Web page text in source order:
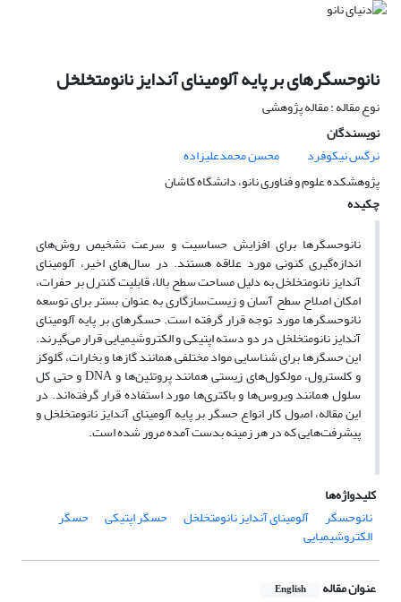
نانوحسگرهای بر پایه آلومینای آندایز نانومتخلخل
نوع مقاله : مقاله پژوهشی
نویسندگان
نرگس نیکوفرد
محسن محمدعلیزاده
پژوهشکده علوم و فناوری نانو، دانشگاه کاشان
چکیده
نانوحسگرها برای افزایش حساسیت و سرعت تشخیص روش‌های
اندازه‌گیری کنونی مورد علاقه هستند. در سال‌های اخیر، آلومینای
آندایز نانومتخلخل به دلیل مساحت سطح بالا، قابلیت کنترل بر حفرات،
امکان اصلاح سطح آسان و زیست‌سازگاری به عنوان بستر برای توسعه
نانوحسگرها مورد توجه قرار گرفته است. حسگرهای بر پایه آلومینای
آندایز نانومتخلخل در دو دسته اپتیکی و الکتروشیمیایی قرار می‌گیرند.
این حسگرها برای شناسایی مواد مختلفی همانند گازها و بخارات، گلوکز
و کلسترول، مولکول‌های زیستی همانند پروتئین‌ها و DNA و حتی کل
سلول همانند ویروس‌ها و باکتری‌ها مورد استفاده قرار گرفته‌اند. در
این مقاله، اصول کار انواع حسگر بر پایه آلومینای آندایز نانومتخلخل و
پیشرفت‌هایی که در هر زمینه بدست آمده مرور شده است.
کلیدواژه‌ها
نانوحسگر
آلومینای آندایز نانومتخلخل حسگر اپتیکی حسگر
الکتروشیمیایی
عنوان مقاله English